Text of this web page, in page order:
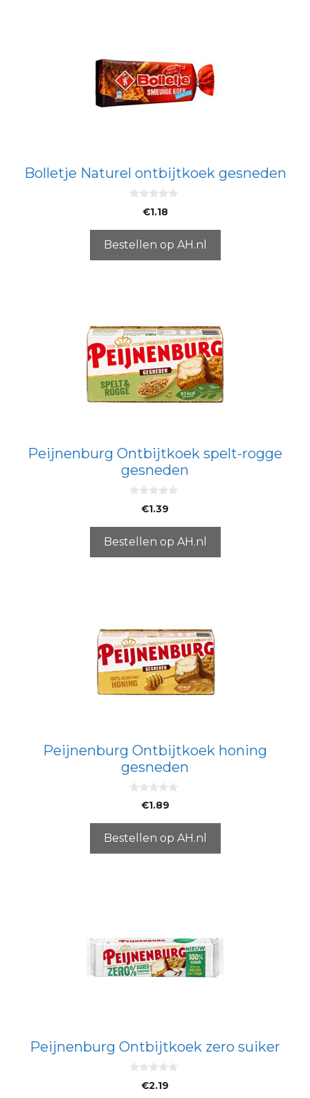
Bolletje Naturel ontbijtkoek gesneden
5
€1.18
Bestellen op AH.nl
Peijnenburg Ontbijtkoek spelt-rogge
gesneden
5
€1.39
Bestellen op AH.nl
Peijnenburg Ontbijtkoek honing
gesneden
5
€1.89
Bestellen op AH.nl
Peijnenburg Ontbijtkoek zero suiker
€2.19